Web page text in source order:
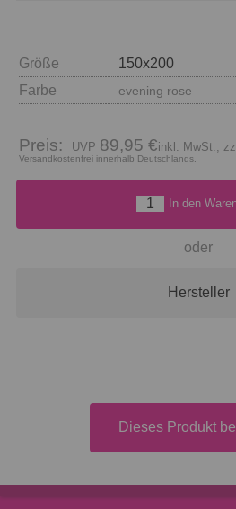
Größe
Farbe
evening rose
Preis: 89,95 €inkl. MwSt.,
Versandkostenfrei innerhalb Deutschlands.
In den
oder
Hersteller
Dieses Produkt